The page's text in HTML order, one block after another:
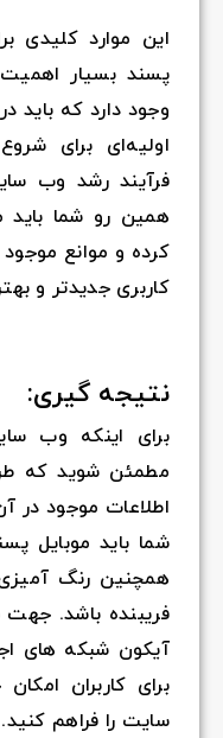
این موارد کلیدی
پسند بسیار اهمیت
وجود دارد که باید
اولیه‌ای برای
فرآیند رشد وب
همین رو شما باید
کرده و موانع موجود
کاربری جدیدتر و
نتیجه گیری:
برای اینکه وب
مطمئن شوید که
اطلاعات موجود در
شما باید موبایل
فریبنده باشد. جهت
آیکون شبکه های
برای کاربران
سایت را فراهم کنید.